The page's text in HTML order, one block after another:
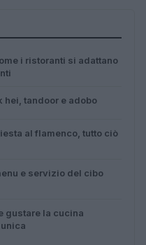
i ristoranti si adattano
hei, tandoor e adobo
al flamenco, tutto ciò
e servizio del cibo
gustare la cucina